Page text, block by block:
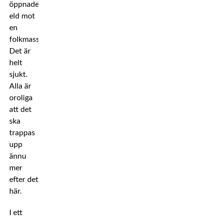
öppnade
eld mot
en
folkmassa.
Det är
helt
sjukt.
Alla är
oroliga
att det
ska
trappas
upp
ännu
mer
efter det
här.
I ett